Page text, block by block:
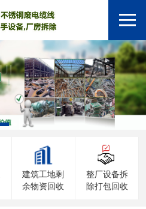
建筑工地剩
余物资回收
整厂设备拆
除打包回收